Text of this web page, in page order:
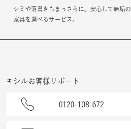
シミや落書きもまっさらに。安心して無垢の
家具を選べるサービス。
キシルお客様サポート
0120-108-672